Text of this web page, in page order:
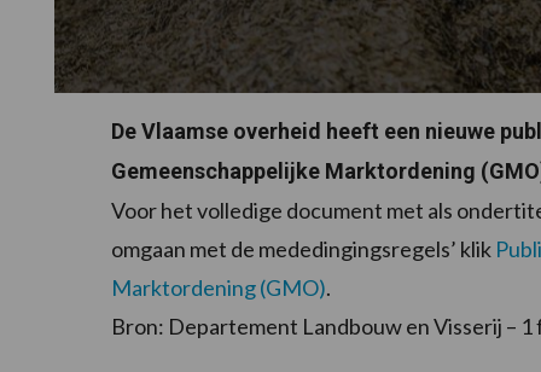
De Vlaamse overheid heeft een nieuwe
Gemeenschappelijke Marktordening
Voor het volledige document met als
omgaan met de mededingingsregels’ klik
Marktordening (GMO).
Bron: Departement Landbouw en Visserij –